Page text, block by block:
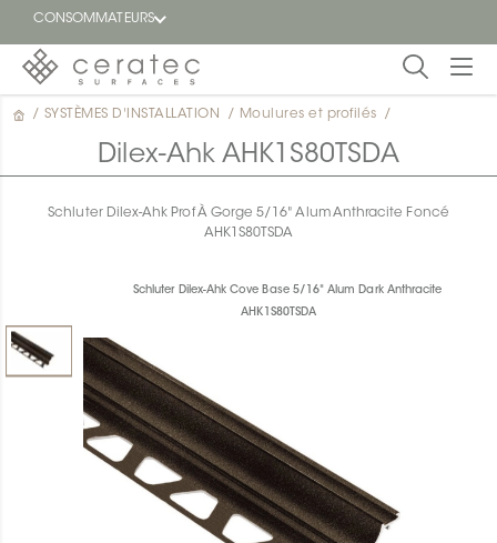
CONSOMMATEURS
En
vedette
détaillant
/ SYSTÈMES D'INSTALLATION / Moulures et profilés /
Dilex-Ahk AHK1S80TSDA
Schluter Dilex-Ahk Prof À Gorge 5/16" Alum Anthracite Foncé
AHK1S80TSDA
Schluter Dilex-Ahk Cove Base 5/16" Alum Dark Anthracite
AHK1S80TSDA